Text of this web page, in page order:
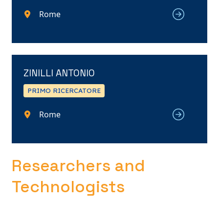
Rome
ZINILLI ANTONIO
PRIMO RICERCATORE
Rome
Researchers and
Technologists